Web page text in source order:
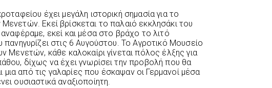
έχει μεγάλη ιστορική σημασία για το
Εκεί βρίσκεται το παλαιό εκκλησάκι του
εκεί και μέσα στο βράχο το λιτό
πανηγυρίζει στις 6 Αυγούστου. Το Αγροτικό Μουσείο
Μενετών, κάθε καλοκαίρι γίνεται πόλος έλξης για
δίχως να έχει γνωρίσει την προβολή που θα
μια από τις γαλαρίες που έσκαψαν οι Γερμανοί μέσα
ουσιαστικά αναξιοποίητη.